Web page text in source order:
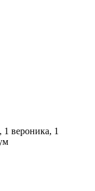
1 вероника, 1